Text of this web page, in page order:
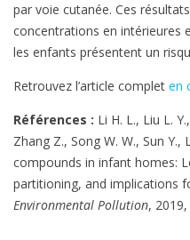
par voie cutanée. Ces
concentrations en intérieures
les enfants présentent un
Retrouvez l’article complet en
Références : Li H. L., Liu L.
Zhang Z., Song W. W., Sun
compounds in infant homes:
partitioning, and implications
Environmental Pollution,